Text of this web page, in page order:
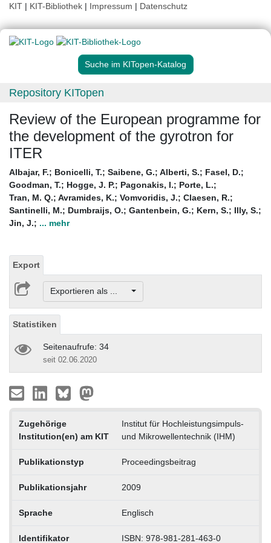
KIT | KIT-Bibliothek | Impressum | Datenschutz
Suche im KITopen-Katalog
Repository KITopen
Review of the European programme for
the development of the gyrotron for
ITER
Albajar, F.; Bonicelli, T.; Saibene, G.; Alberti, S.; Fasel, D.;
Goodman, T.; Hogge, J. P.; Pagonakis, I.; Porte, L.;
Tran, M. Q.; Avramides, K.; Vomvoridis, J.; Claesen, R.;
Santinelli, M.; Dumbraijs, O.; Gantenbein, G.; Kern, S.; Illy, S.;
Jin, J.; ... mehr
Export
Exportieren als ...
Statistiken
Seitenaufrufe: 34
seit 02.06.2020
Zugehörige
Institution(en) am KIT
Institut für Hochleistungsimpuls-
und Mikrowellentechnik (IHM)
Publikationstyp Proceedingsbeitrag
Publikationsjahr 2009
Sprache Englisch
Identifikator ISBN: 978-981-281-463-0